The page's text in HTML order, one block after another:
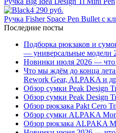
4 290 руб.
Ручка Fisher Space Pen Bullet с
Последние посты
Подборка рюкзаков и
— универсальные модели
Новинки июля 2026 — что
Что мы ждём до конца
Rework Gear, ALPAKA и
Обзор сумки Peak Design
Обзор сумки Peak Design
Обзор рюкзака Pakt Cero
Обзор сумки ALPAKA
Обзор рюкзака ALPAKA